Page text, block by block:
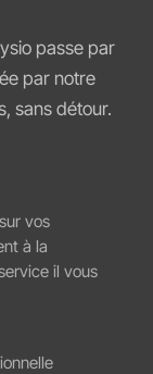
passe par
par notre
sans détour.
vos
à la
il vous